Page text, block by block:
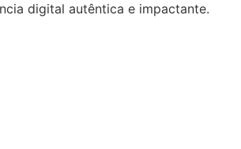
digital autêntica e impactante.